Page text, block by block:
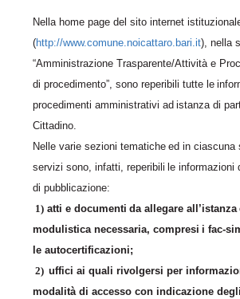
Nella home page del sito internet
(http://www.comune.noicattaro.bari.it), nella
“Amministrazione Trasparente/Attività e
di procedimento”, sono reperibili tutte le
procedimenti amministrativi ad istanza di
Cittadino.
Nelle varie sezioni tematiche ed in ciascuna
servizi sono, infatti, reperibili le informazioni
di pubblicazione:
1) atti e documenti da allegare all’istanza
modulistica necessaria, compresi i fac-
le autocertificazioni;
2) uffici ai quali rivolgersi per
modalità di accesso con indicazione